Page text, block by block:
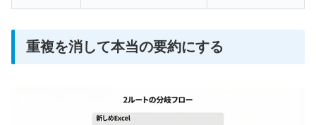
重複を消して本当の要約にする